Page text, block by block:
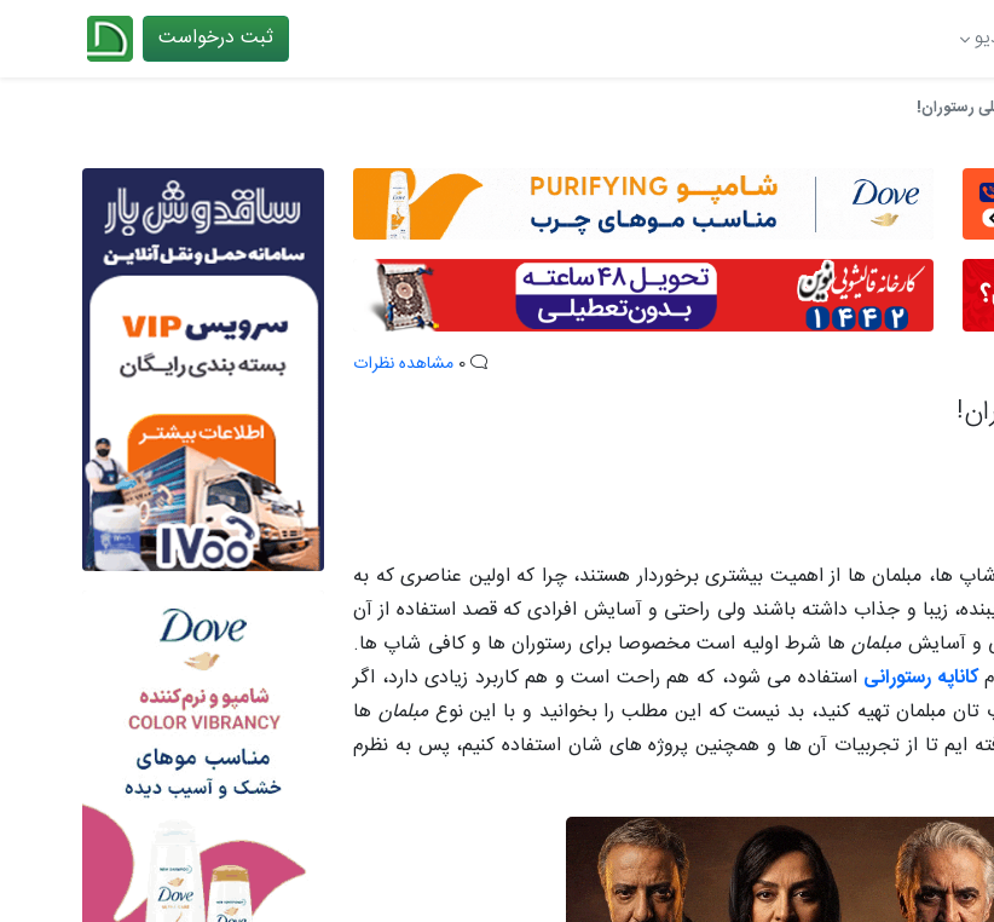
ثبت درخواست
مشاهده نظرات
ها، مبلمان ها از اهمیت بیشتری برخوردار هستند، چرا که اولین عناصری که به
زیبا و جذاب داشته باشند ولی راحتی و آسایش افرادی که قصد استفاده از آن
و آسایشمبلمانها شرط اولیه است مخصوصا برای رستوران ها و کافی شاپ ها.
کاناپه رستورانی استفاده می شود، که هم راحت است و هم کاربرد زیادی دارد، اگر
مبلمان تهیه کنید، بد نیست که این مطلب را بخوانید و با این نوعمبلمان ها
ایم تا از تجربیات آن ها و همچنین پروژه های شان استفاده کنیم، پس به نظرم